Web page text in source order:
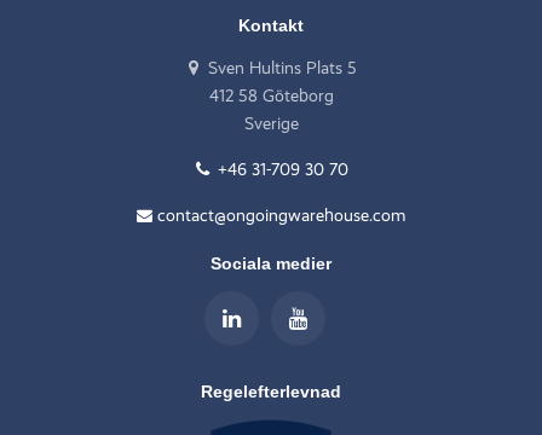
Kontakt
Sven Hultins Plats 5
412 58 Göteborg
Sverige
+46 31-709 30 70
contact@ongoingwarehouse.com
Sociala medier
Regelefterlevnad